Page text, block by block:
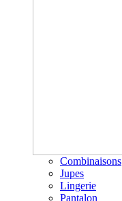
Combinaisons
Jupes
Lingerie
Pantalon